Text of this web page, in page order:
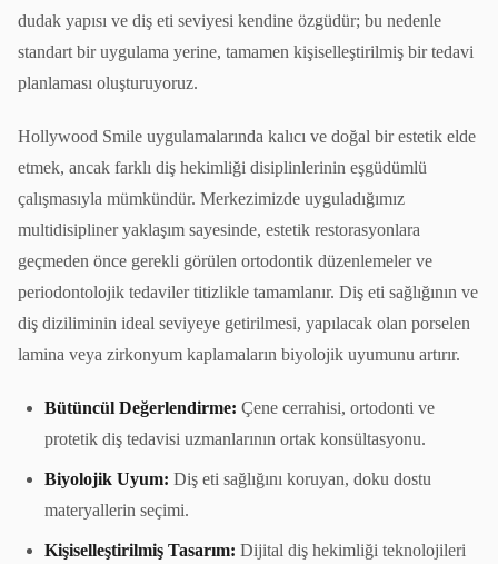
dudak yapısı ve diş eti seviyesi kendine özgüdür; bu nedenle
standart bir uygulama yerine, tamamen kişiselleştirilmiş bir tedavi
planlaması oluşturuyoruz.
Hollywood Smile uygulamalarında kalıcı ve doğal bir estetik elde
etmek, ancak farklı diş hekimliği disiplinlerinin eşgüdümlü
çalışmasıyla mümkündür. Merkezimizde uyguladığımız
multidisipliner yaklaşım sayesinde, estetik restorasyonlara
geçmeden önce gerekli görülen ortodontik düzenlemeler ve
periodontolojik tedaviler titizlikle tamamlanır. Diş eti sağlığının ve
diş diziliminin ideal seviyeye getirilmesi, yapılacak olan porselen
lamina veya zirkonyum kaplamaların biyolojik uyumunu artırır.
Bütüncül Değerlendirme: Çene cerrahisi, ortodonti ve
protetik diş tedavisi uzmanlarının ortak konsültasyonu.
Biyolojik Uyum: Diş eti sağlığını koruyan, doku dostu
materyallerin seçimi.
Kişiselleştirilmiş Tasarım: Dijital diş hekimliği teknolojileri